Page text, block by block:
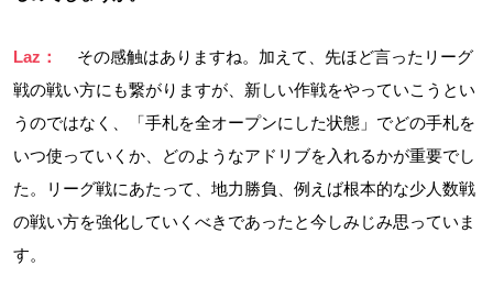
Laz：
その感触はありますね。加えて、先ほど言ったリーグ
戦の戦い方にも繋がりますが、新しい作戦をやっていこうとい
うのではなく、「手札を全オープンにした状態」でどの手札を
いつ使っていくか、どのようなアドリブを入れるかが重要でし
た。リーグ戦にあたって、地力勝負、例えば根本的な少人数戦
の戦い方を強化していくべきであったと今しみじみ思っていま
す。